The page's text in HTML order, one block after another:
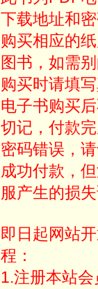
下载地址和
购买相应的
图书，如需
购买时请填
电子书购买
切记，付款
密码错误，
成功付款，
服产生的损
即日起网站
程：
1.注册本站会